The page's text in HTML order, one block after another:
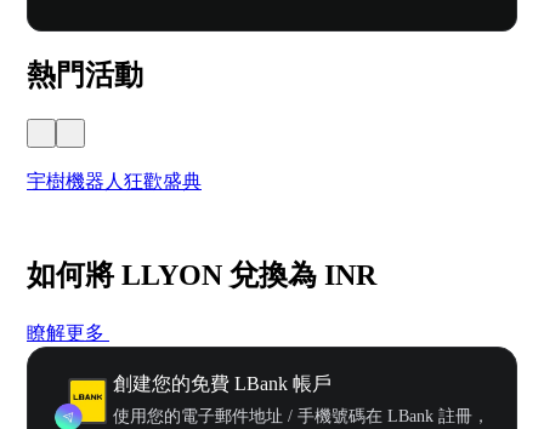
熱門活動
宇樹機器人狂歡盛典
如何將 LLYON 兌換為 INR
瞭解更多
創建您的免費 LBank 帳戶
使用您的電子郵件地址 / 手機號碼在 LBank 註冊，